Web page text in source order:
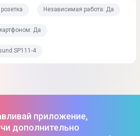
Независимая работа: Да
Да
SP111-4
приложение,
дополнительно